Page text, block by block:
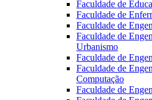
Faculdade de
Faculdade de
Faculdade de
Faculdade de
Urbanismo
Faculdade de
Faculdade de
Computação
Faculdade de